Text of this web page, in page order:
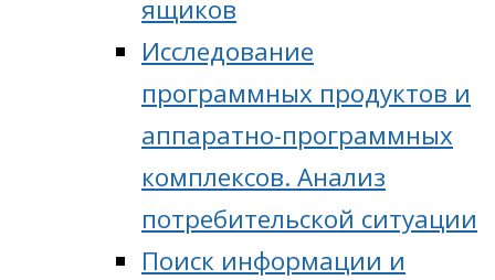
ящиков
Исследование
программных продуктов и
аппаратно-программных
комплексов. Анализ
потребительской ситуации
Поиск информации и